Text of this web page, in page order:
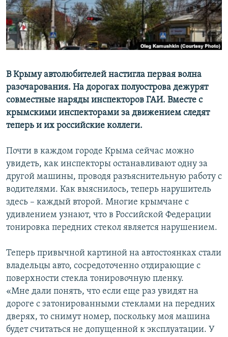
КРЫМ.НЕПОКОРЕННЫЙ
ELIFBE
УКРАИНСКАЯ ПРОБЛЕМА КРЫМА
В Крыму автолюбителей настигла первая волна
разочарования. На дорогах полуострова дежурят
совместные наряды инспекторов ГАИ. Вместе с
крымскими инспекторами за движением следят
теперь и их российские коллеги.
Почти в каждом городе Крыма сейчас можно
увидеть, как инспекторы останавливают одну за
другой машины, проводя разъяснительную работу с
водителями. Как выяснилось, теперь нарушитель
здесь – каждый второй. Многие крымчане с
удивлением узнают, что в Российской Федерации
тонировка передних стекол является нарушением.
Теперь привычной картиной на автостоянках стали
владельцы авто, сосредоточенно отдирающие с
поверхности стекла тонировочную пленку.
«Мне дали понять, что если еще раз увидят на
дороге с затонированными стеклами на передних
дверях, то снимут номер, поскольку моя машина
будет считаться не допущенной к эксплуатации. У